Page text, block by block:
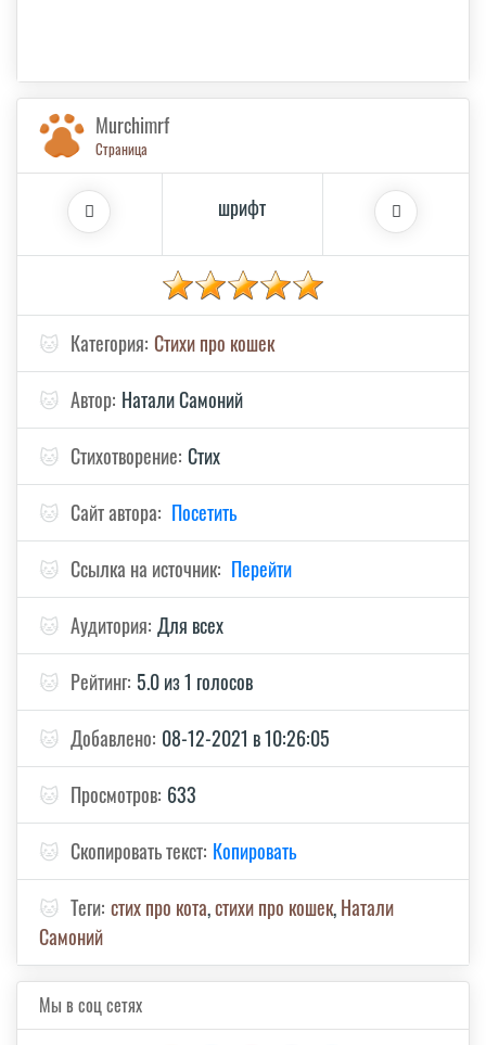
Murchimrf
Страница
шрифт
🐱 Категория: Стихи про кошек
🐱 Автор: Натали Самоний
🐱 Стихотворение: Стих
🐱 Сайт автора: Посетить
🐱 Ссылка на источник: Перейти
🐱 Аудитория: Для всех
🐱 Рейтинг: 5.0 из 1 голосов
🐱 Добавлено: 08-12-2021 в 10:26:05
🐱 Просмотров: 633
🐱 Скопировать текст: Копировать
🐱 Теги: стих про кота,стихи про кошек,Натали
Самоний
Мы в соц сетях